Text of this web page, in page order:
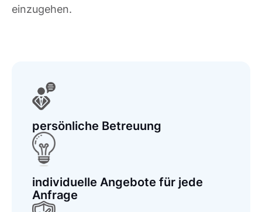
einzugehen.
persönliche Betreuung
individuelle Angebote für jede
Anfrage